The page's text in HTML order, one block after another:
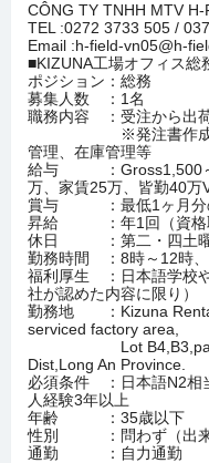
CÔNG TY TNHH MTV H-
TEL :0272 3733 505 /
Email :h-field-vn05@h-
■KIZUNA工場オフィス
ポジション：総務
募集人数 ：1名
職務内容 ：受注から出
※発注書作成、輸
管理、在庫管理等
給与 ：Gross1,500～
万、家賃25万、皆勤40
賞与 ：最低1ヶ月分の
昇給 ：年1回（資格取
休日 ：第二・四土曜
勤務時間 ：8時～12時、
福利厚生 ：日本語学校
社が認めた内容に限り）
勤務地 ：Kizuna
serviced factory area,
Lot B4,B3,part of
Dist,Long An Province.
必須条件 ：日本語N2相
人経験3年以上
年齢 ：35歳以下
性別 ：問わず（出来
通勤 ：自力通勤